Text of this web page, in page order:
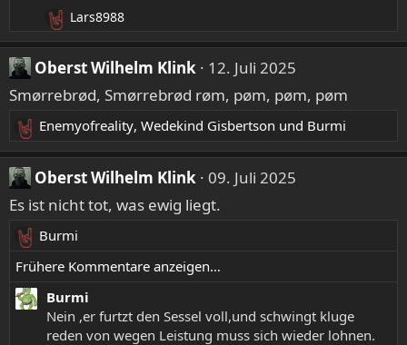
o
e
n
R
e
a
k
t
o
e
n
Lars8988
Oberst Wilhelm Klink
12. Juli 2025
Smørrebrød, Smørrebrød røm, pøm, pøm, pøm
R
e
a
k
t
o
n
e
n
Enemyofreality, Wedekind Gisbertson und Burmi
Oberst Wilhelm Klink 09. Juli 2025
Es ist nicht tot, was ewig liegt.
R
e
k
Burmi
Frühere Kommentare anzeigen…
Burmi
Nein ,er furtzt den Sessel voll,und schwingt kluge
reden von wegen Leistung muss sich wieder lohnen.